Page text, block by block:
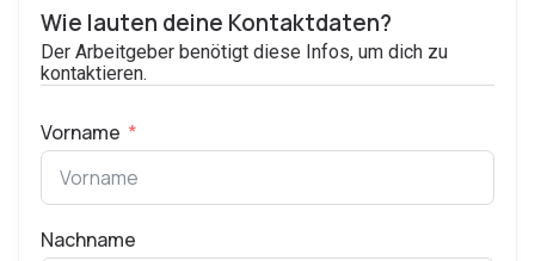
Wie lauten deine Kontaktdaten?
Der Arbeitgeber benötigt diese Infos, um dich zu
kontaktieren.
Vorname
Nachname